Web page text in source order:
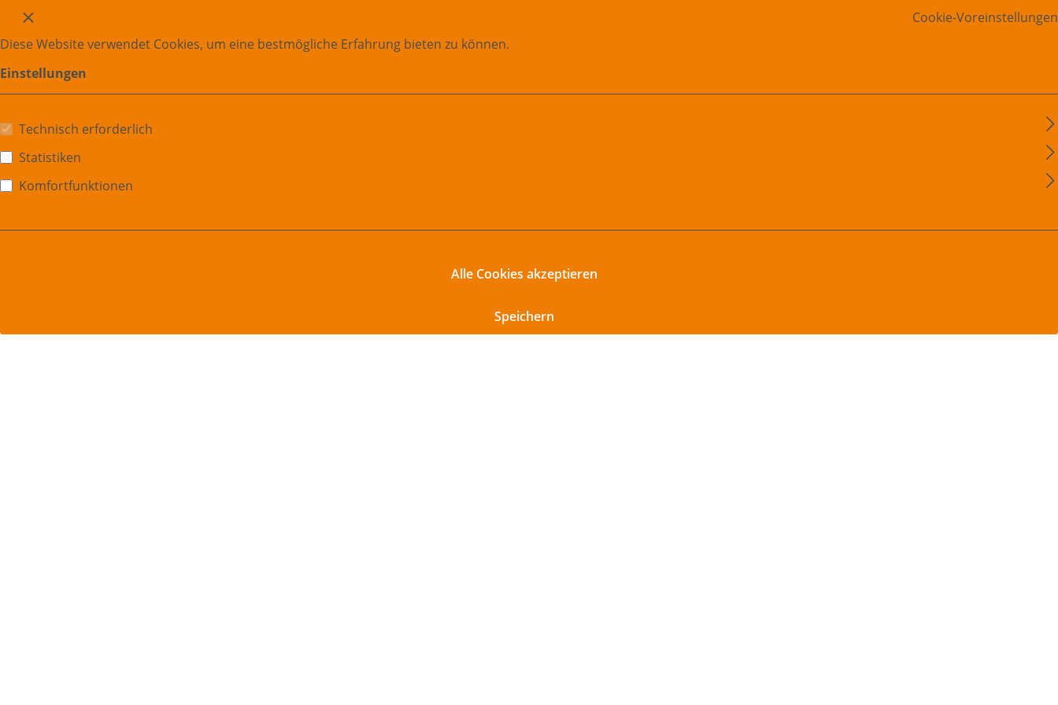
Cookie-Voreinstellungen
Diese Website verwendet Cookies, um eine bestmögliche Erfahrung bieten zu können.
Einstellungen
Technisch erforderlich
Statistiken
Komfortfunktionen
Alle Cookies akzeptieren
Speichern